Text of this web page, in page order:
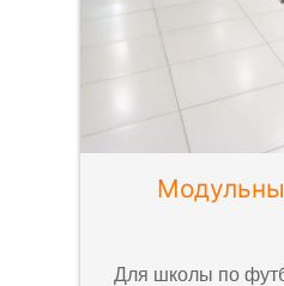
Для школы по